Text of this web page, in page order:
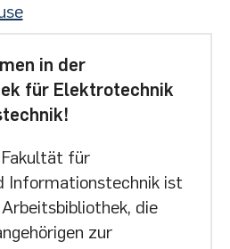
in der
für Elektrotechnik
für
Informationstechnik ist
die
zur